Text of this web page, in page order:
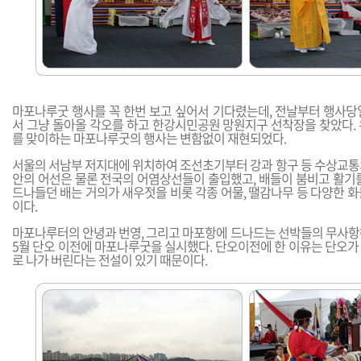
마포나루굿 행사를 꼭 한번 보고 싶어서 기다렸는데, 전날부터 행사
서 그냥 돌아올 각오를 하고 한강시민공원 망원지구 선착장을 찾았다
를 맞이하는 마포나루굿의 행사는 변함없이 재현되었다.
서울의 서남부 저지대에 위치하여 조선초기부터 강과 항구 등 수상교
안의 어선은 물론 전국의 어염상선들이 출입했고, 배들이 붐비고 활
드나들던 배는 거의가 새우젓을 비롯 각종 어물, 땔감나무 등 다양한
이다.
마포나루터의 안녕과 번영, 그리고 마포항에 드나드는 선박들의 무사
5월 단오 이전에 마포나루굿을 실시했다. 단오이전에 한 이유는 단오
로 나가 버린다는 전설이 있기 때문이다.